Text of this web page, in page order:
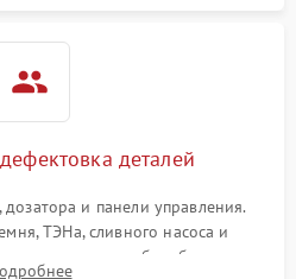
деталей
и панели управления.
ТЭНа, сливного насоса и
подшипников барабана и